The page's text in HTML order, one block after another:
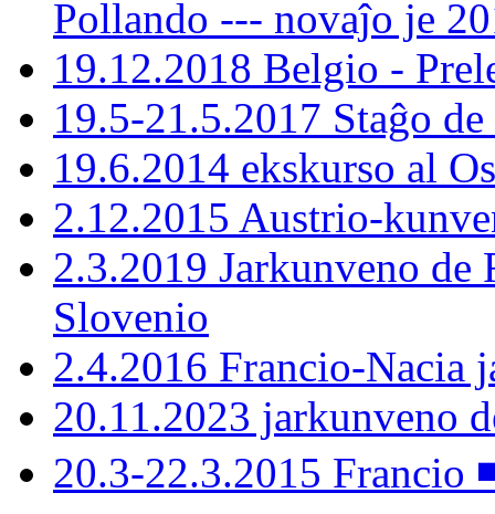
Pollando --- novaĵo je
19.12.2018 Belgio -
19.5-21.5.2017 Staĝo
19.6.2014 ekskurso al
2.12.2015 Austrio-
2.3.2019 Jarkunveno de
Slovenio
2.4.2016 Francio-Nacia
20.11.2023 jarkunveno
20.3-22.3.2015 Francio